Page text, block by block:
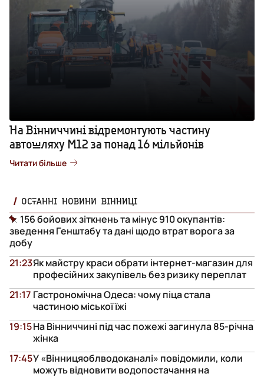
На Вінниччині відремонтують частину
автошляху М12 за понад 16 мільйонів
Читати більше
ОСТАННІ НОВИНИ ВІННИЦІ
156 бойових зіткнень та мінус 910 окупантів:
зведення Генштабу та дані щодо втрат ворога за
добу
Як майстру краси обрати інтернет-магазин для
професійних закупівель без ризику переплат
21:23
Гастрономічна Одеса: чому піца стала
частиною міської їжі
21:17
На Вінниччині під час пожежі загинула 85-річна
жінка
19:15
У «Вінницяоблводоканалі» повідомили, коли
можуть відновити водопостачання на
17:45